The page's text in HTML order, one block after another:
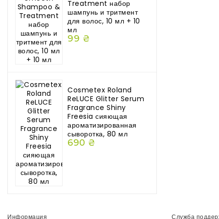
Treatment набор
шампунь и тритмент
для волос, 10 мл + 10
мл
99 ₴
Cosmetex Roland
ReLUCE Glitter Serum
Fragrance Shiny
Freesia сияющая
ароматизированная
сыворотка, 80 мл
690 ₴
Информация Служба